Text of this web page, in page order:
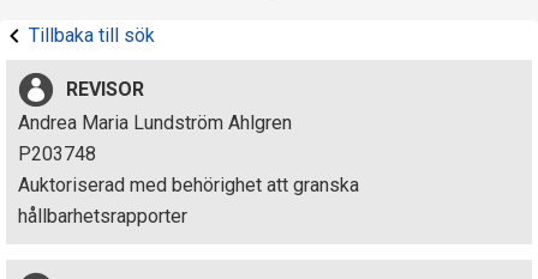
s
i
n
s
p
e
Tillbaka till sök
REVISOR
Andrea Maria Lundström Ahlgren
P203748
Auktoriserad med behörighet att granska
hållbarhetsrapporter